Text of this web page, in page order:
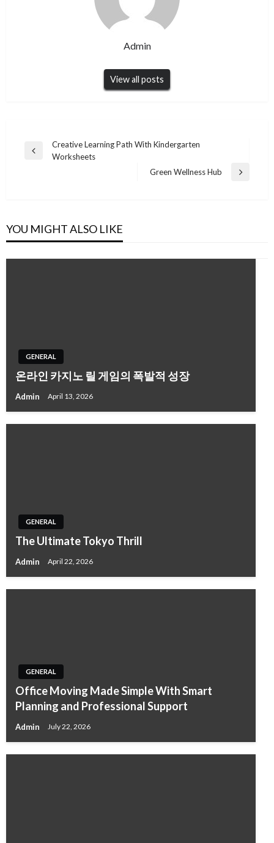
Admin
View all posts
Post
navigation
Previous
Creative Learning Path With Kindergarten
Worksheets
Next
Green Wellness Hub
YOU MIGHT ALSO LIKE
GENERAL
온라인 카지노 릴 게임의 폭발적 성장
Admin April 13, 2026
GENERAL
The Ultimate Tokyo Thrill
Admin April 22, 2026
GENERAL
Office Moving Made Simple With Smart
Planning and Professional Support
Admin July 22, 2026